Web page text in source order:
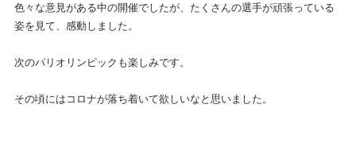
色々な意見がある中の開催でしたが、たくさんの選手が頑張っている
姿を見て、感動しました。
次のパリオリンピックも楽しみです。
その頃にはコロナが落ち着いて欲しいなと思いました。